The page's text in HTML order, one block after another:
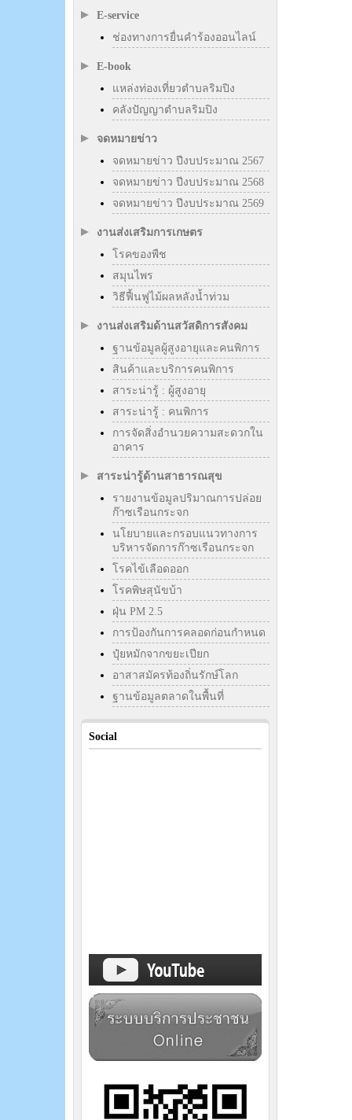
E-service
ช่องทางการยื่นคำร้องออนไลน์
E-book
แหล่งท่องเที่ยวตำบลริมปิง
คลังปัญญาตำบลริมปิง
จดหมายข่าว
จดหมายข่าว ปีงบประมาณ 2567
จดหมายข่าว ปีงบประมาณ 2568
จดหมายข่าว ปีงบประมาณ 2569
งานส่งเสริมการเกษตร
โรคของพืช
สมุนไพร
วิธีฟื้นฟูไม้ผลหลังน้ำท่วม
งานส่งเสริมด้านสวัสดิการสังคม
ฐานข้อมูลผู้สูงอายุและคนพิการ
สินค้าและบริการคนพิการ
สาระน่ารู้ : ผู้สูงอายุ
สาระน่ารู้ : คนพิการ
การจัดสิ่งอำนวยความสะดวกใน
อาคาร
สาระน่ารู้ด้านสาธารณสุข
รายงานข้อมูลปริมาณการปล่อย
ก๊าซเรือนกระจก
นโยบายและกรอบแนวทางการ
บริหารจัดการก๊าซเรือนกระจก
โรคไข้เลือดออก
โรคพิษสุนัขบ้า
ฝุ่น PM 2.5
การป้องกันการคลอดก่อนกำหนด
ปุ๋ยหมักจากขยะเปียก
อาสาสมัครท้องถิ่นรักษ์โลก
ฐานข้อมูลตลาดในพื้นที่
Social